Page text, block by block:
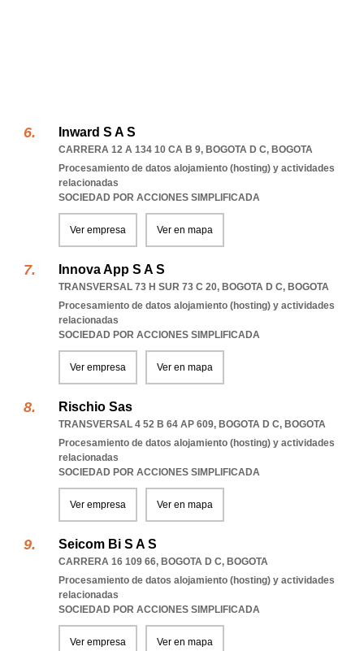
Inward S A S
CARRERA 12 A 134 10 CA B 9, BOGOTA D C, BOGOTA
Procesamiento de datos alojamiento (hosting) y actividades
relacionadas
SOCIEDAD POR ACCIONES SIMPLIFICADA
Ver empresa Ver en mapa
Innova App S A S
TRANSVERSAL 73 H SUR 73 C 20, BOGOTA D C, BOGOTA
Procesamiento de datos alojamiento (hosting) y actividades
relacionadas
SOCIEDAD POR ACCIONES SIMPLIFICADA
Ver empresa Ver en mapa
Rischio Sas
TRANSVERSAL 4 52 B 64 AP 609, BOGOTA D C, BOGOTA
Procesamiento de datos alojamiento (hosting) y actividades
relacionadas
SOCIEDAD POR ACCIONES SIMPLIFICADA
Ver empresa Ver en mapa
Seicom Bi S A S
CARRERA 16 109 66, BOGOTA D C, BOGOTA
Procesamiento de datos alojamiento (hosting) y actividades
relacionadas
SOCIEDAD POR ACCIONES SIMPLIFICADA
Ver empresa Ver en mapa